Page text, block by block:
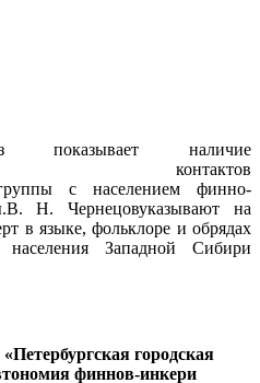
показывает наличие
контактов
с населением финно-
Н. Чернецовуказывают на
в языке, фольклоре и обрядах
населения Западной Сибири
городская
финнов-инкери